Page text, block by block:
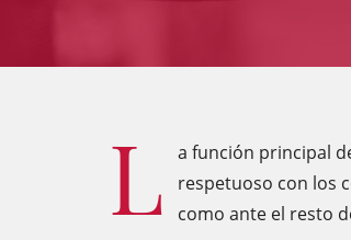
L a función principal
respetuoso con los
como ante el resto